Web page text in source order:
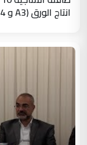
انتاج الورق (A3 و A4) في كربلاء